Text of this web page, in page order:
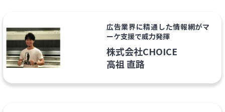
広告業界に精通した情報網がマ
ーケ支援で威力発揮
株式会社CHOICE
高祖 直路